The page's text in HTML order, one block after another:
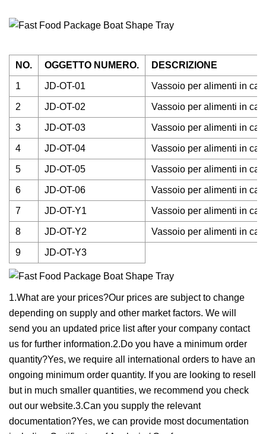
NO. OGGETTO NUMERO. DESCRIZIONE
1 JD-OT-01 Vassoio per alimenti in
2 JD-OT-02 Vassoio per alimenti in
3 JD-OT-03 Vassoio per alimenti in
4 JD-OT-04 Vassoio per alimenti in
5 JD-OT-05 Vassoio per alimenti in
6 JD-OT-06 Vassoio per alimenti in
7 JD-OT-Y1 Vassoio per alimenti in
8 JD-OT-Y2 Vassoio per alimenti in
9 JD-OT-Y3
1.What are your prices?Our prices are subject to change
depending on supply and other market factors. We will
send you an updated price list after your company contact
us for further information.2.Do you have a minimum order
quantity?Yes, we require all international orders to have an
ongoing minimum order quantity. If you are looking to resell
but in much smaller quantities, we recommend you check
out our website.3.Can you supply the relevant
documentation?Yes, we can provide most documentation